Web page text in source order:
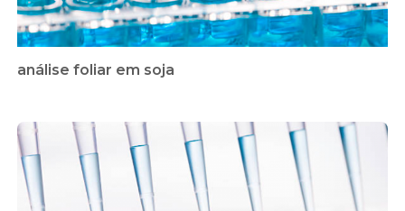
análise foliar em soja